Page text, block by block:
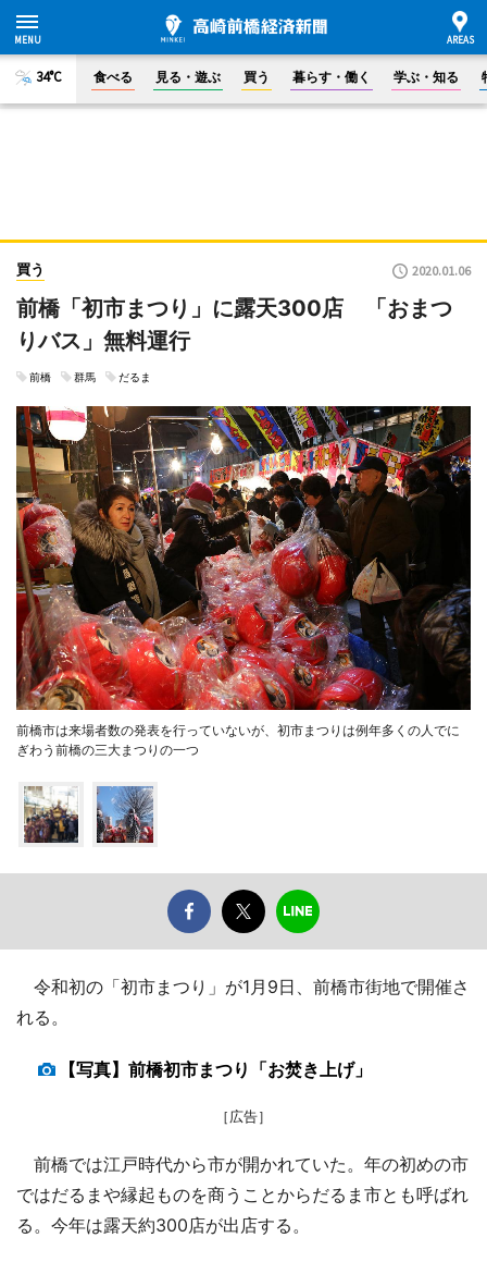
34°C 食べる 見る・遊ぶ 買う 暮らす・働く 学ぶ・知る
買う 2020.01.06
前橋「初市まつり」に露天300店 「おまつ
りバス」無料運行
前橋 群馬 だるま
前橋市は来場者数の発表を行っていないが、初市まつりは例年多くの人でに
ぎわう前橋の三大まつりの一つ
令和初の「初市まつり」が1月9日、前橋市街地で開催さ
れる。
【写真】前橋初市まつり「お焚き上げ」
［広告］
前橋では江戸時代から市が開かれていた。年の初めの市
ではだるまや縁起ものを商うことからだるま市とも呼ばれ
る。今年は露天約300店が出店する。